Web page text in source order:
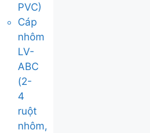
PVC)
Cáp
nhôm
LV-
ABC
(2-
4
ruột
nhôm,